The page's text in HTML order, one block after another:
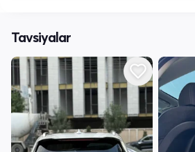
Tavsiyalar